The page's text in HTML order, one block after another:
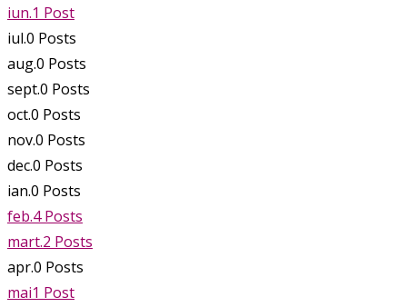
iun.1 Post
iul.0 Posts
aug.0 Posts
sept.0 Posts
oct.0 Posts
nov.0 Posts
dec.0 Posts
ian.0 Posts
feb.4 Posts
mart.2 Posts
apr.0 Posts
mai1 Post